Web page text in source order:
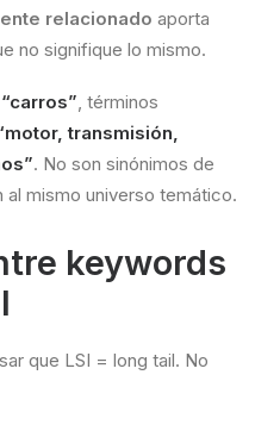
relacionado aporta
no signifique lo mismo.
“carros”, términos
transmisión,
. No son sinónimos de
al mismo universo temático.
keywords
que LSI = long tail. No